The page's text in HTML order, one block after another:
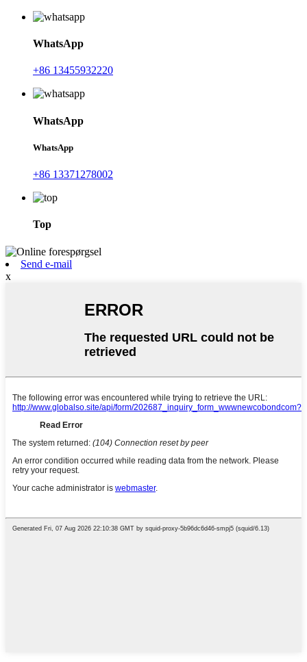
WhatsApp
+86 13455932220
WhatsApp
WhatsApp
+86 13371278002
Top
Send e-mail
x